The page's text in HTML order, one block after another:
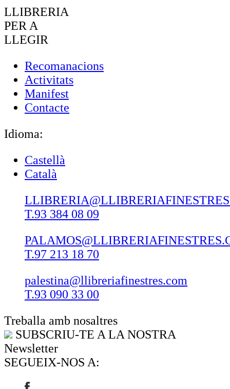
LLIBRERIA
PER A
LLEGIR
Recomanacions
Activitats
Manifest
Contacte
Idioma:
Castellà
Català
T.93 384 08 09
T.97 213 18 70
palestina@llibreriafinestres.com
T.93 090 33 00
Treballa amb nosaltres
SUBSCRIU-TE A LA NOSTRA
Newsletter
SEGUEIX-NOS A: